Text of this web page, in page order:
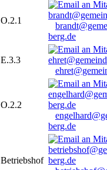
O.2.1
berg.de
E.3.3
O.2.2
berg.de
Betriebshof